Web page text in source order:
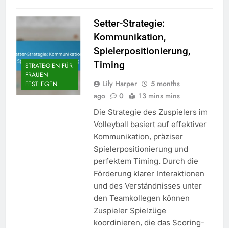
STRATEGIEN FÜR
FRAUEN
FESTLEGEN
Setter-Strategie:
Kommunikation,
Spielerpositionierung,
Timing
Lily Harper
5 months
ago
0 13 mins mins
Die Strategie des Zuspielers im
Volleyball basiert auf effektiver
Kommunikation, präziser
Spielerpositionierung und
perfektem Timing. Durch die
Förderung klarer Interaktionen
und des Verständnisses unter
den Teamkollegen können
Zuspieler Spielzüge
koordinieren, die das Scoring-